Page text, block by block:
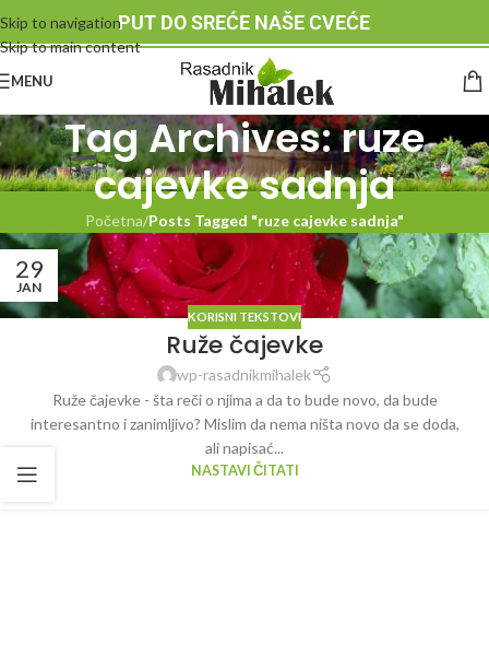
Skip to navigation
Skip to main content
PUT DO SREĆE NAŠE CVEĆE
MENU
Tag Archives: ruze
cajevke sadnja
Početna/Posts Tagged "ruze cajevke sadnja"
29
JAN
KORISNI TEKSTOVI
Ruže čajevke
wp-rasadnikmihalek
Ruže čajevke - šta reči o njima a da to bude novo, da bude
interesantno i zanimljivo? Mislim da nema ništa novo da se doda,
ali napisać...
NASTAVI ČITATI